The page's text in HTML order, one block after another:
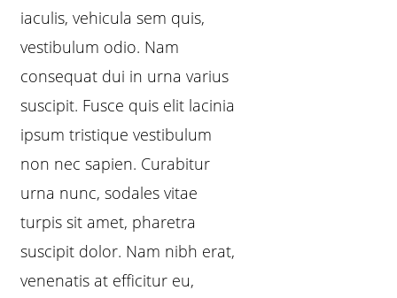
iaculis, vehicula sem quis,
vestibulum odio. Nam
consequat dui in urna varius
suscipit. Fusce quis elit lacinia
ipsum tristique vestibulum
non nec sapien. Curabitur
urna nunc, sodales vitae
turpis sit amet, pharetra
suscipit dolor. Nam nibh erat,
venenatis at efficitur eu,